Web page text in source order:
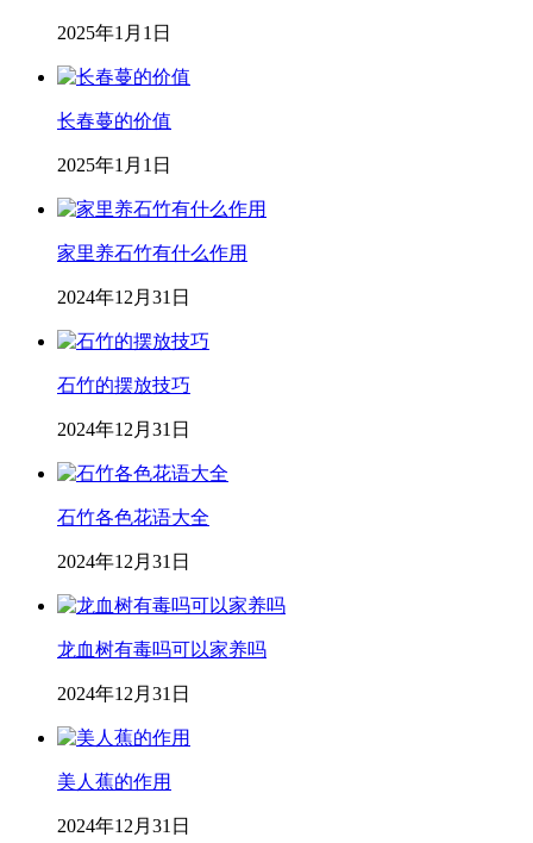
2025年1月1日
长春蔓的价值
2025年1月1日
家里养石竹有什么作用
2024年12月31日
石竹的摆放技巧
2024年12月31日
石竹各色花语大全
2024年12月31日
龙血树有毒吗可以家养吗
2024年12月31日
美人蕉的作用
2024年12月31日